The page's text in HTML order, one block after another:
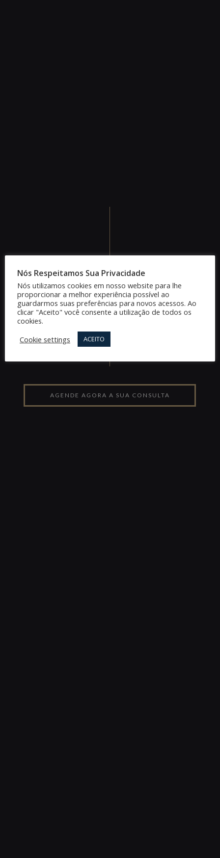
Nós Respeitamos Sua Privacidade
Nós utilizamos cookies em nosso website para lhe
proporcionar a melhor experiência possível ao
guardarmos suas preferências para novos acessos. Ao
clicar "Aceito" você consente a utilização de todos os
cookies.
Cookie settings
ACEITO